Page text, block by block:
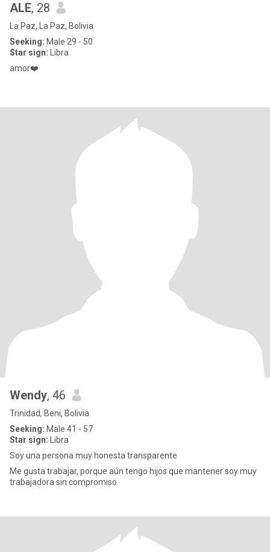
ALE, 28
La Paz, La Paz, Bolivia
Seeking: Male 29 - 50
Star sign: Libra
amor❤️
Wendy, 46
Trinidad, Beni, Bolivia
Seeking: Male 41 - 57
Star sign: Libra
Soy una persona muy honesta transparente
Me gusta trabajar, porque aún tengo hijos que mantener soy muy
trabajadora sin compromiso